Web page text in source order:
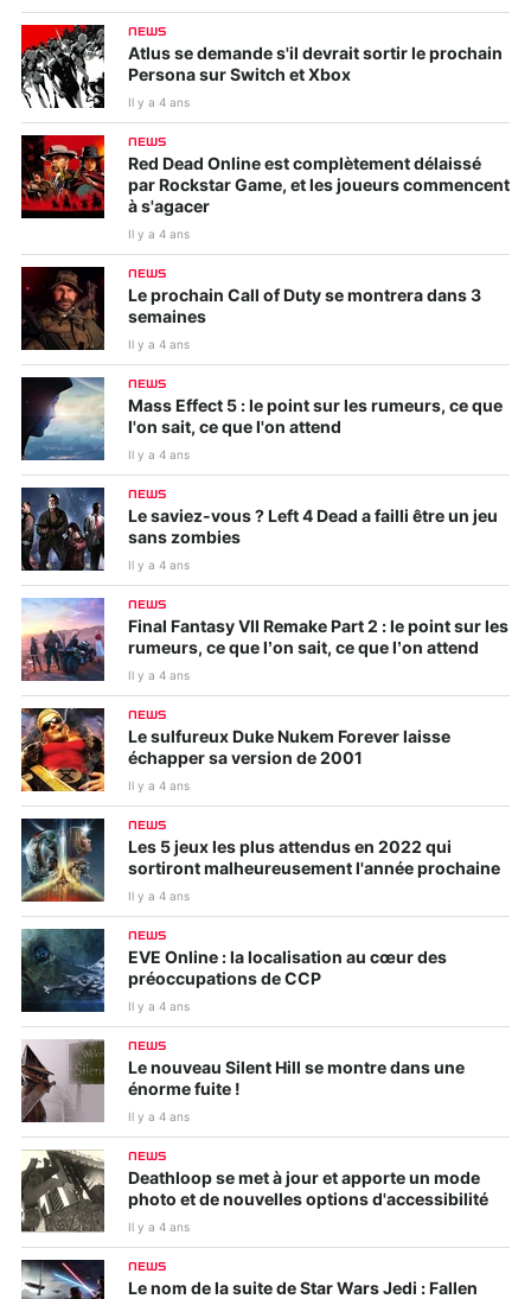
NEWS
Atlus se demande s'il devrait sortir le prochain
Persona sur Switch et Xbox
Il y a 4 ans
NEWS
Red Dead Online est complètement délaissé
par Rockstar Game, et les joueurs commencent
à s'agacer
Il y a 4 ans
NEWS
Le prochain Call of Duty se montrera dans 3
semaines
Il y a 4 ans
NEWS
Mass Effect 5 : le point sur les rumeurs, ce que
l'on sait, ce que l'on attend
Il y a 4 ans
NEWS
Le saviez-vous ? Left 4 Dead a failli être un jeu
sans zombies
Il y a 4 ans
NEWS
Final Fantasy VII Remake Part 2 : le point sur les
rumeurs, ce que l’on sait, ce que l’on attend
Il y a 4 ans
NEWS
Le sulfureux Duke Nukem Forever laisse
échapper sa version de 2001
Il y a 4 ans
NEWS
Les 5 jeux les plus attendus en 2022 qui
sortiront malheureusement l'année prochaine
Il y a 4 ans
NEWS
EVE Online : la localisation au cœur des
préoccupations de CCP
Il y a 4 ans
NEWS
Le nouveau Silent Hill se montre dans une
énorme fuite !
Il y a 4 ans
NEWS
Deathloop se met à jour et apporte un mode
photo et de nouvelles options d'accessibilité
Il y a 4 ans
NEWS
Le nom de la suite de Star Wars Jedi : Fallen